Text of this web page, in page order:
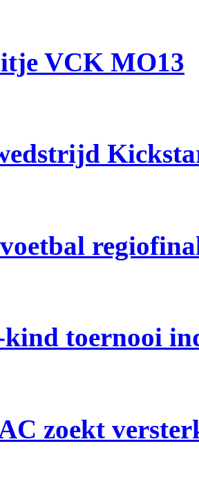
VCK MO13
kind toernooi
zoekt